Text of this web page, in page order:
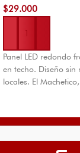
$29.000
Añadir al carrito
Panel LED redondo
en techo. Diseño
locales. El